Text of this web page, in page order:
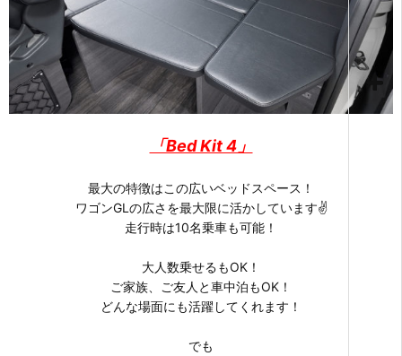
「Bed Kit 4」
最大の特徴はこの広いベッドスペース！
ワゴンGLの広さを最大限に活かしています✌
走行時は10名乗車も可能！
大人数乗せるもOK！
ご家族、ご友人と車中泊もOK！
どんな場面にも活躍してくれます！
でも